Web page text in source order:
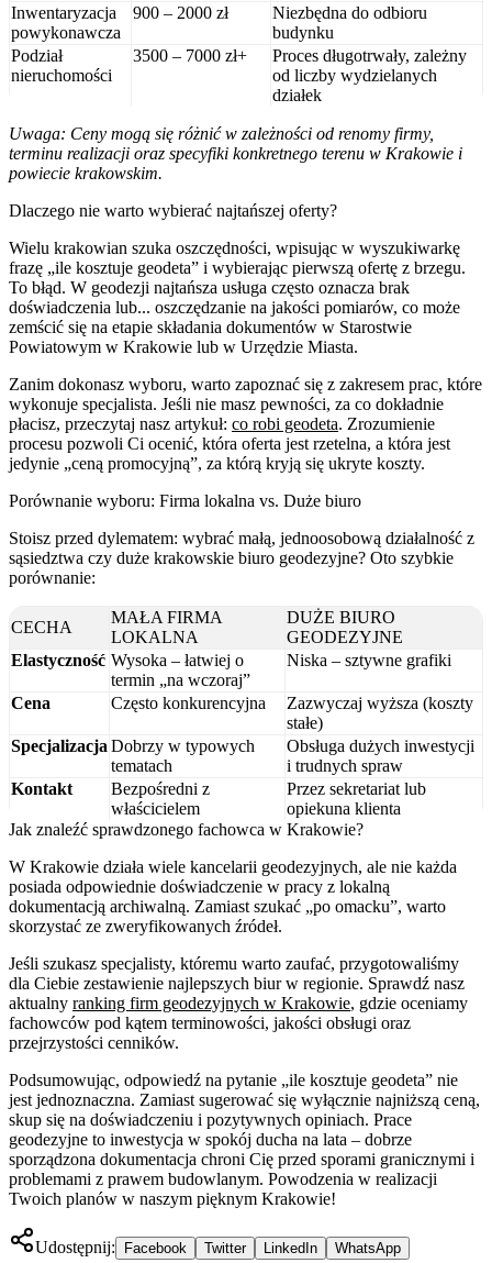
Inwentaryzacja
powykonawcza
900 – 2000 zł
Niezbędna do odbioru
budynku
Podział
nieruchomości
3500 – 7000 zł+
Proces długotrwały, zależny
od liczby wydzielanych
działek
Uwaga: Ceny mogą się różnić w zależności od renomy firmy,
terminu realizacji oraz specyfiki konkretnego terenu w Krakowie i
powiecie krakowskim.
Dlaczego nie warto wybierać najtańszej oferty?
Wielu krakowian szuka oszczędności, wpisując w wyszukiwarkę
frazę „ile kosztuje geodeta” i wybierając pierwszą ofertę z brzegu.
To błąd. W geodezji najtańsza usługa często oznacza brak
doświadczenia lub... oszczędzanie na jakości pomiarów, co może
zemścić się na etapie składania dokumentów w Starostwie
Powiatowym w Krakowie lub w Urzędzie Miasta.
Zanim dokonasz wyboru, warto zapoznać się z zakresem prac, które
wykonuje specjalista. Jeśli nie masz pewności, za co dokładnie
płacisz, przeczytaj nasz artykuł: co robi geodeta. Zrozumienie
procesu pozwoli Ci ocenić, która oferta jest rzetelna, a która jest
jedynie „ceną promocyjną”, za którą kryją się ukryte koszty.
Porównanie wyboru: Firma lokalna vs. Duże biuro
Stoisz przed dylematem: wybrać małą, jednoosobową działalność z
sąsiedztwa czy duże krakowskie biuro geodezyjne? Oto szybkie
porównanie:
CECHA
MAŁA FIRMA
LOKALNA
DUŻE BIURO
GEODEZYJNE
Elastyczność Wysoka – łatwiej o
termin „na wczoraj”
Niska – sztywne grafiki
Cena Często konkurencyjna
Zazwyczaj wyższa (koszty
stałe)
Specjalizacja Dobrzy w typowych
tematach
Obsługa dużych inwestycji
i trudnych spraw
Kontakt
Bezpośredni z
właścicielem
Przez sekretariat lub
opiekuna klienta
Jak znaleźć sprawdzonego fachowca w Krakowie?
W Krakowie działa wiele kancelarii geodezyjnych, ale nie każda
posiada odpowiednie doświadczenie w pracy z lokalną
dokumentacją archiwalną. Zamiast szukać „po omacku”, warto
skorzystać ze zweryfikowanych źródeł.
Jeśli szukasz specjalisty, któremu warto zaufać, przygotowaliśmy
dla Ciebie zestawienie najlepszych biur w regionie. Sprawdź nasz
aktualny ranking firm geodezyjnych w Krakowie, gdzie oceniamy
fachowców pod kątem terminowości, jakości obsługi oraz
przejrzystości cenników.
Podsumowując, odpowiedź na pytanie „ile kosztuje geodeta” nie
jest jednoznaczna. Zamiast sugerować się wyłącznie najniższą ceną,
skup się na doświadczeniu i pozytywnych opiniach. Prace
geodezyjne to inwestycja w spokój ducha na lata – dobrze
sporządzona dokumentacja chroni Cię przed sporami granicznymi i
problemami z prawem budowlanym. Powodzenia w realizacji
Twoich planów w naszym pięknym Krakowie!
Udostępnij: Facebook Twitter LinkedIn WhatsApp